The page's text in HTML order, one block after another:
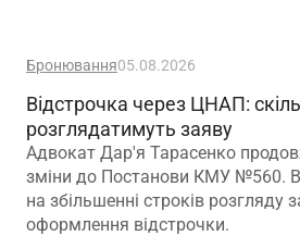
Бронювання05.08.2026
Відстрочка через ЦНАП:
розглядатимуть заяву
Адвокат Дар'я Тарасенко
зміни до Постанови КМУ №560.
на збільшенні строків розгляду
оформлення відстрочки.